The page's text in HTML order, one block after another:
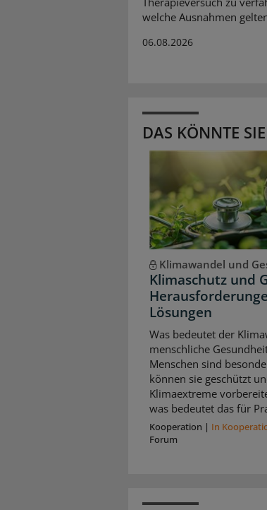
welche Ausnahmen
06.08.2026
DAS KÖNNTE
Klimawandel und
Klimaschutz und
Lösungen
Was bedeutet der
menschliche
Menschen sind
können sie geschützt
Klimaextreme
was bedeutet das für
Kooperation | In
Forum